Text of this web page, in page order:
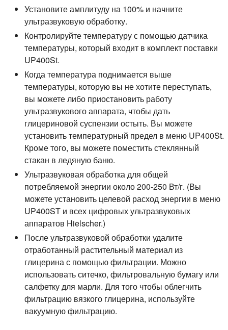
Установите амплитуду на 100% и начните
ультразвуковую обработку.
Контролируйте температуру с помощью датчика
температуры, который входит в комплект поставки
UP400St.
Когда температура поднимается выше
температуры, которую вы не хотите переступать,
вы можете либо приостановить работу
ультразвукового аппарата, чтобы дать
глицериновой суспензии остыть. Вы можете
установить температурный предел в меню UP400St.
Кроме того, вы можете поместить стеклянный
стакан в ледяную баню.
Ультразвуковая обработка для общей
потребляемой энергии около 200-250 Вт/г. (Вы
можете установить целевой расход энергии в меню
UP400ST и всех цифровых ультразвуковых
аппаратов Hielscher.)
После ультразвуковой обработки удалите
отработанный растительный материал из
глицерина с помощью фильтрации. Можно
использовать ситечко, фильтровальную бумагу или
салфетку для марли. Для того чтобы облегчить
фильтрацию вязкого глицерина, используйте
вакуумную фильтрацию.